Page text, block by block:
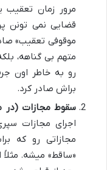
مرور زمان
قضایی نمی تونن
موقوفی تعقیب»
متهم بی گناهه،
رو به خاطر اون
براش صادر کرد.
سقوط مجازات (در
اجرای مجازات
مجازاتی رو که